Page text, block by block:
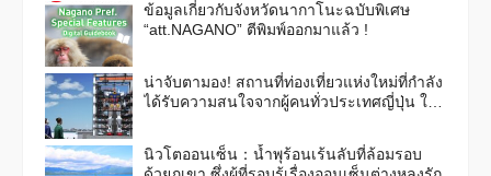
ข้อมูลเกี่ยวกับจังหวัดนากาโนะฉบับพิเศษ
“att.NAGANO” ตีพิมพ์ออกมาแล้ว !
น่าจับตามอง! สถานที่ท่องเที่ยวแห่งใหม่ที่กำลัง
ได้รับความสนใจจากผู้คนทั่วประเทศญี่ปุ่น ใน
นิวโตออนเซ็น：น้ำพุร้อนเร้นลับที่ล้อมรอบ